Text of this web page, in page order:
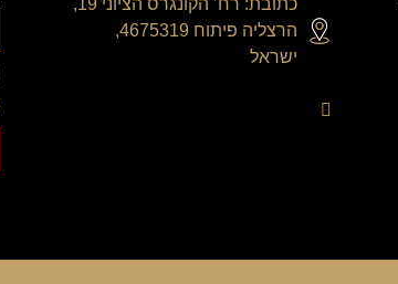
כתובת: רח’ הקונגרס הציוני 19,
הרצליה פיתוח 4675319,
ישראל